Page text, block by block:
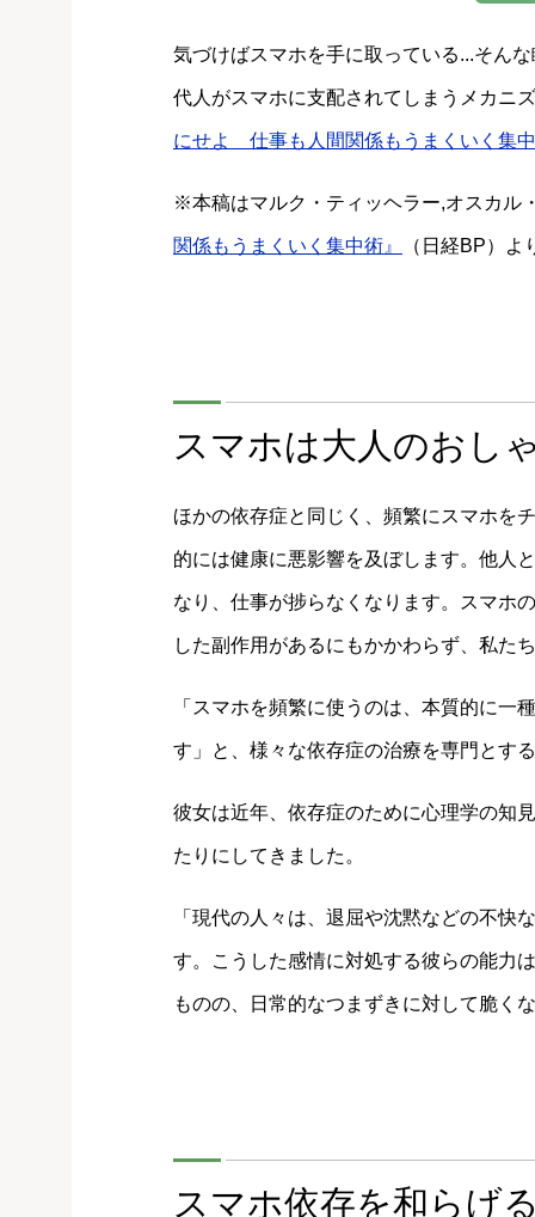
気づけばスマホを手に取っている...そん
代人がスマホに支配されてしまうメカニ
にせよ 仕事も人間関係もうまくいく集
※本稿はマルク・ティッヘラー,オスカル
関係もうまくいく集中術』 （日経BP）
スマホは大人のおし
ほかの依存症と同じく、頻繁にスマホを
的には健康に悪影響を及ぼします。他人
なり、仕事が捗らなくなります。スマホ
した副作用があるにもかかわらず、私た
「スマホを頻繁に使うのは、本質的に一
す」と、様々な依存症の治療を専門とす
彼女は近年、依存症のために心理学の知
たりにしてきました。
「現代の人々は、退屈や沈黙などの不快
す。こうした感情に対処する彼らの能力
ものの、日常的なつまずきに対して脆く
スマホ依存を和らげ